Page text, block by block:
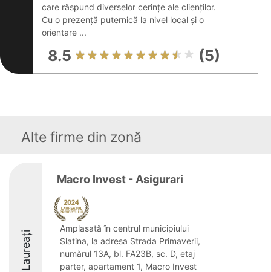
care răspund diverselor cerințe ale clienților.
Cu o prezență puternică la nivel local și o
orientare ...
8.5 (5)
Alte firme din zonă
Laureați
Macro Invest - Asigurari
Amplasată în centrul municipiului
Slatina, la adresa Strada Primaverii,
numărul 13A, bl. FA23B, sc. D, etaj
parter, apartament 1, Macro Invest